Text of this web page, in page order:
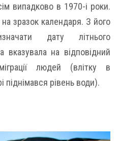
випадково в 1970-і роки.
зразок календаря. З його
дату літнього
на відповідний
людей (влітку в
рівень води).